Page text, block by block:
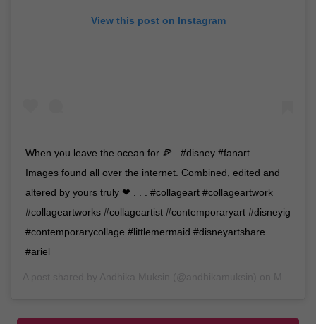
View this post on Instagram
When you leave the ocean for 🍕 . #disney #fanart . .
Images found all over the internet. Combined, edited and
altered by yours truly ❤ . . . #collageart #collageartwork
#collageartworks #collageartist #contemporaryart #disneyig
#contemporarycollage #littlemermaid #disneyartshare
#ariel